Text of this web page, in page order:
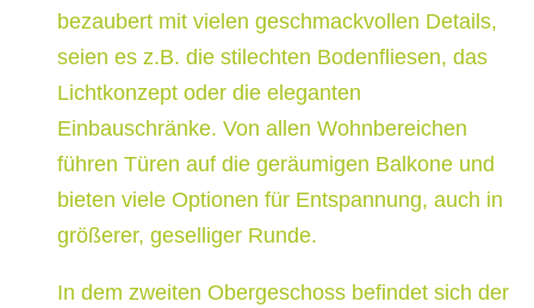
bezaubert mit vielen geschmackvollen Details,
seien es z.B. die stilechten Bodenfliesen, das
Lichtkonzept oder die eleganten
Einbauschränke. Von allen Wohnbereichen
führen Türen auf die geräumigen Balkone und
bieten viele Optionen für Entspannung, auch in
größerer, geselliger Runde.
In dem zweiten Obergeschoss befindet sich der